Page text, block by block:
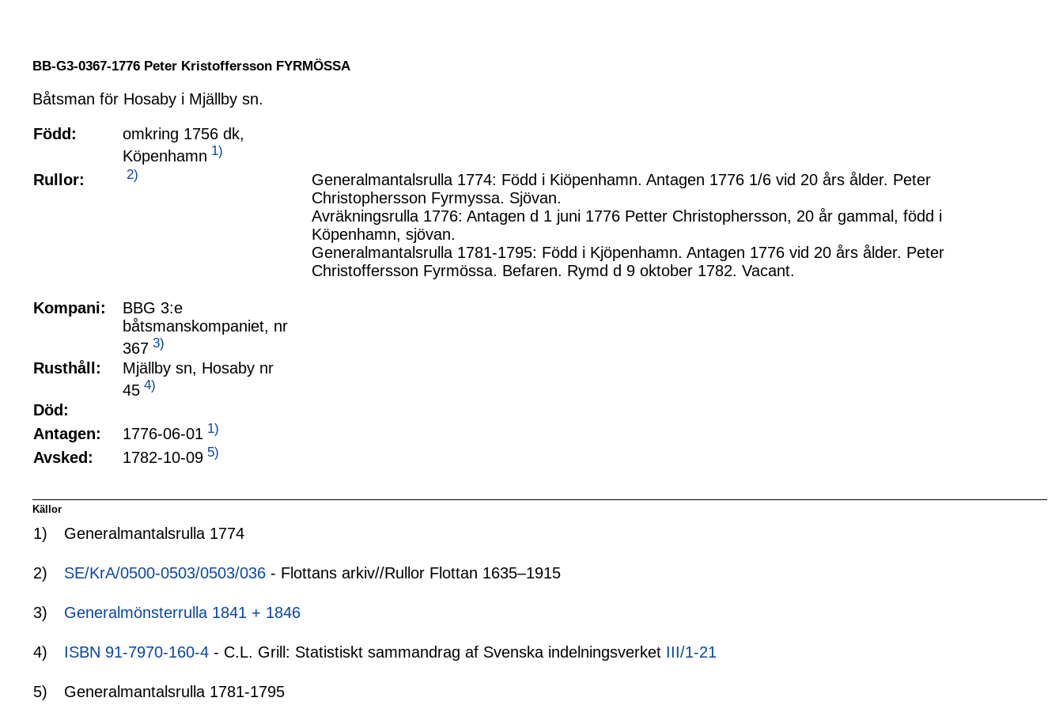
BB-G3-0367-1776 Peter Kristoffersson FYRMÖSSA
Båtsman för Hosaby i Mjällby sn.
Född:
omkring 1756 dk,
Köpenhamn 1)
Rullor: 2)
Generalmantalsrulla 1774: Född i Kiöpenhamn. Antagen 1776 1/6 vid 20 års ålder. Peter
Christophersson Fyrmyssa. Sjövan.
Avräkningsrulla 1776: Antagen d 1 juni 1776 Petter Christophersson, 20 år gammal, född i
Köpenhamn, sjövan.
Generalmantalsrulla 1781-1795: Född i Kjöpenhamn. Antagen 1776 vid 20 års ålder. Peter
Christoffersson Fyrmössa. Befaren. Rymd d 9 oktober 1782. Vacant.
Kompani:
BBG 3:e
båtsmanskompaniet, nr
367 3)
Rusthåll:
Mjällby sn, Hosaby nr
45 4)
Död:
Antagen:
1776-06-01 1)
Avsked: 1782-10-09 5)
Källor
1) Generalmantalsrulla 1774
2) SE/KrA/0500-0503/0503/036 - Flottans arkiv//Rullor Flottan 1635–1915
3) Generalmönsterrulla 1841 + 1846
4) ISBN 91-7970-160-4 - C.L. Grill: Statistiskt sammandrag af Svenska indelningsverket III/1-21
5) Generalmantalsrulla 1781-1795